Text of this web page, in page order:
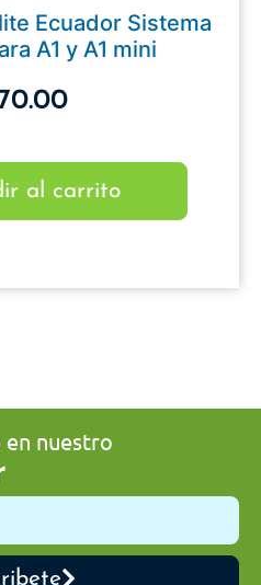
Ecuador Sistema
A1 y A1 mini
al carrito
nuestro